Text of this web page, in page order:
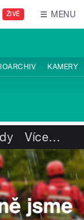
ŽIVĚ MENU
KAMERY
Více…